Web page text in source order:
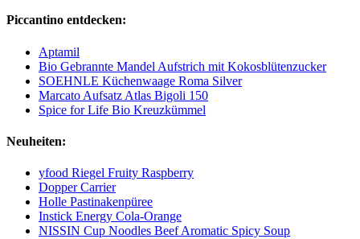
Piccantino entdecken:
Aptamil
Bio Gebrannte Mandel Aufstrich mit Kokosblütenzucker
SOEHNLE Küchenwaage Roma Silver
Marcato Aufsatz Atlas Bigoli 150
Spice for Life Bio Kreuzkümmel
Neuheiten:
yfood Riegel Fruity Raspberry
Dopper Carrier
Holle Pastinakenpüree
Instick Energy Cola-Orange
NISSIN Cup Noodles Beef Aromatic Spicy Soup